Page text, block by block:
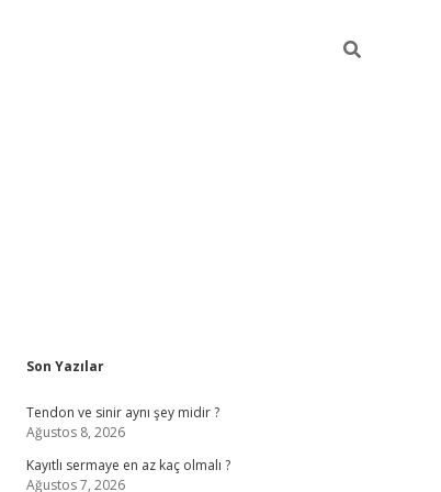
Sidebar
Son Yazılar
Tendon ve sinir aynı şey midir ?
Ağustos 8, 2026
Kayıtlı sermaye en az kaç olmalı ?
Ağustos 7, 2026